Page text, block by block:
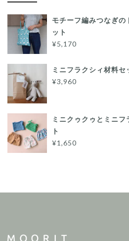
モチーフ編みつなぎ
ット
¥5,170
ミニフラクシィ材料セ
¥3,960
ミニクゥクゥとミニ
ト
¥1,650